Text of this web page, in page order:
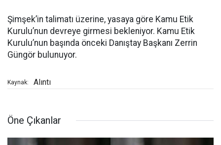
Şimşek’in talimatı üzerine, yasaya göre Kamu Etik
Kurulu’nun devreye girmesi bekleniyor. Kamu Etik
Kurulu’nun başında önceki Danıştay Başkanı Zerrin
Güngör bulunuyor.
Kaynak: Alıntı
Öne Çıkanlar